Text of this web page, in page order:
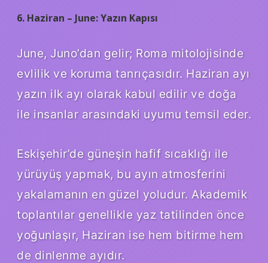
6. Haziran – June: Yazın Kapısı
June, Juno’dan gelir; Roma mitolojisinde
evlilik ve koruma tanrıçasıdır. Haziran ayı
yazın ilk ayı olarak kabul edilir ve doğa
ile insanlar arasındaki uyumu temsil eder.
Eskişehir’de güneşin hafif sıcaklığı ile
yürüyüş yapmak, bu ayın atmosferini
yakalamanın en güzel yoludur. Akademik
toplantılar genellikle yaz tatilinden önce
yoğunlaşır, Haziran ise hem bitirme hem
de dinlenme ayıdır.